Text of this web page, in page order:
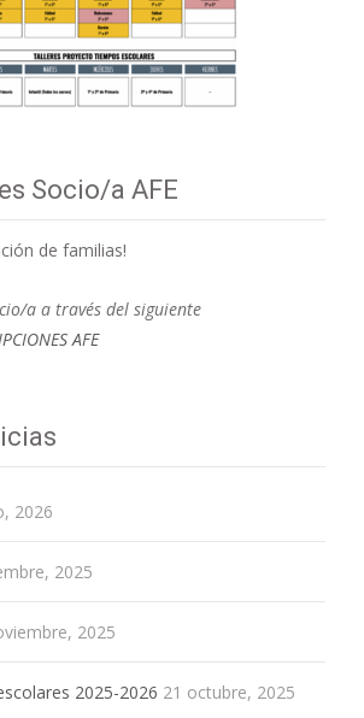
Socio/a AFE
de familias!
a a través del siguiente
AFE
2026
2025
2025
2025-2026 21 octubre, 2025